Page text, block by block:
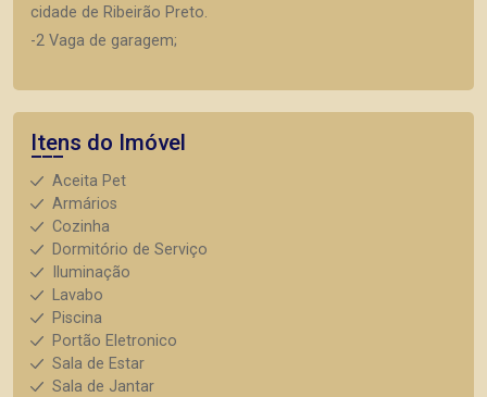
cidade de Ribeirão Preto.
-2 Vaga de garagem;
Itens do Imóvel
Aceita Pet
Armários
Cozinha
Dormitório de Serviço
Iluminação
Lavabo
Piscina
Portão Eletronico
Sala de Estar
Sala de Jantar